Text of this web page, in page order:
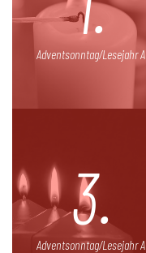
Adventsonntag/Lesejahr A
3.
Adventsonntag/Lesejahr A